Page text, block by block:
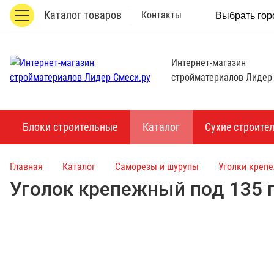
Каталог товаров Контакты Выбрать
Интернет-магазин
стройматериалов
Блоки строительные Каталог Сухие
Главная Каталог Саморезы и шурупы Уголки
Уголок крепежный под 135